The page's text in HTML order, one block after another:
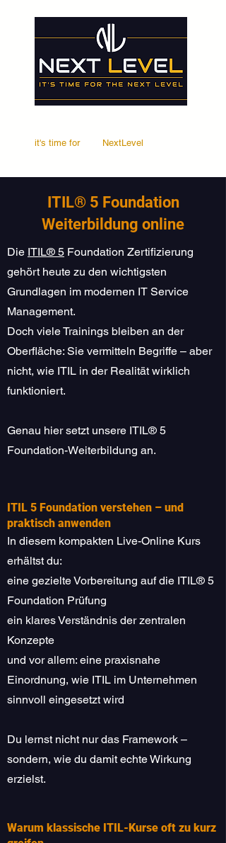
it's time for NextLevel
ITIL® 5 Foundation
Weiterbildung online
Die ITIL® 5 Foundation Zertifizierung
gehört heute zu den wichtigsten
Grundlagen im modernen IT Service
Management.
Doch viele Trainings bleiben an der
Oberfläche: Sie vermitteln Begriffe – aber
nicht, wie ITIL in der Realität wirklich
funktioniert.
Genau hier setzt unsere ITIL® 5
Foundation-Weiterbildung an.
ITIL 5 Foundation verstehen – und
praktisch anwenden
In diesem kompakten Live-Online Kurs
erhältst du:
eine gezielte Vorbereitung auf die ITIL® 5
Foundation Prüfung
ein klares Verständnis der zentralen
Konzepte
und vor allem: eine praxisnahe
Einordnung, wie ITIL im Unternehmen
sinnvoll eingesetzt wird
Du lernst nicht nur das Framework –
sondern, wie du damit echte Wirkung
erzielst.
Warum klassische ITIL-Kurse oft zu kurz